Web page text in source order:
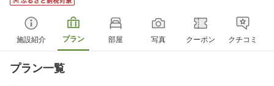
施設紹介 プラン 部屋 写真 クーポン クチコミ
プラン一覧